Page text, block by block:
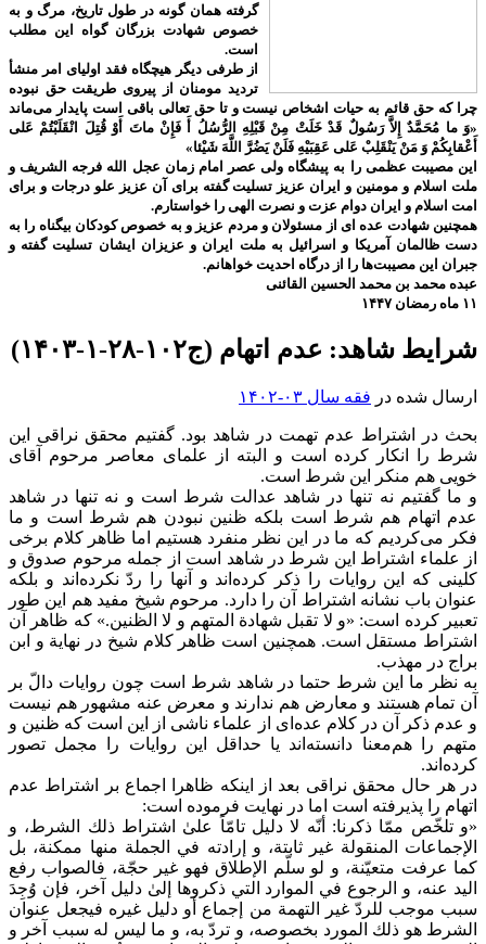
گرفته همان گونه در طول تاریخ، مرگ و به
خصوص شهادت بزرگان گواه این مطلب
است.
از طرفی دیگر هیچگاه فقد اولیای امر منشأ
تردید مومنان از پیروی طریقت حق نبوده
چرا که حق قائم به حیات اشخاص نیست و تا حق تعالی باقی است پایدار می‌ماند
«وَ ما مُحَمَّدٌ إِلاَّ رَسُولٌ قَدْ خَلَتْ مِنْ قَبْلِهِ الرُّسُلُ أَ فَإِنْ ماتَ أَوْ قُتِلَ انْقَلَبْتُمْ عَلى‌
أَعْقابِكُمْ وَ مَنْ يَنْقَلِبْ عَلى‌ عَقِبَيْهِ فَلَنْ يَضُرَّ اللَّهَ شَيْئا»
این مصیبت عظمی را به پیشگاه ولی عصر امام زمان عجل الله فرجه الشریف و
ملت اسلام و مومنین و ایران عزیز تسلیت گفته برای آن عزیز علو درجات و برای
امت اسلام و ایران دوام عزت و نصرت الهی را خواستارم.
همچنین شهادت عده ای از مسئولان و مردم عزیز و به خصوص کودکان بیگناه را به
دست ظالمان آمریکا و اسرائیل به ملت ایران و عزیزان ایشان تسلیت گفته و
جبران این مصیبت‌ها را از درگاه احدیت خواهانم.
عبده محمد بن محمد الحسین القائنی
۱۱ ماه رمضان ۱۴۴۷
شرایط شاهد: عدم اتهام (ج۱۰۲-۲۸-۱-۱۴۰۳)
ارسال شده در فقه سال ۰۳-۱۴۰۲
بحث در اشتراط عدم تهمت در شاهد بود. گفتیم محقق نراقی این
شرط را انکار کرده است و البته از علمای معاصر مرحوم آقای
خویی هم منکر این شرط است.
و ما گفتیم نه تنها در شاهد عدالت شرط است و نه تنها در شاهد
عدم اتهام هم شرط است بلکه ظنین نبودن هم شرط است و ما
فکر می‌کردیم که ما در این نظر منفرد هستیم اما ظاهر کلام برخی
از علماء اشتراط این شرط در شاهد است از جمله مرحوم صدوق و
کلینی که این روایات را ذکر کرده‌اند و آنها را ردّ نکرده‌اند و بلکه
عنوان باب نشانه اشتراط آن را دارد. مرحوم شیخ مفید هم این طور
تعبیر کرده است: «و لا تقبل شهادة المتهم و لا الظنين.» که ظاهر آن
اشتراط مستقل است. همچنین است ظاهر کلام شیخ در نهایة و ابن
براج در مهذب.
به نظر ما این شرط حتما در شاهد شرط است چون روایات دالّ بر
آن تمام هستند و معارض هم ندارند و معرض عنه مشهور هم نیست
و عدم ذکر آن در کلام عده‌ای از علماء ناشی از این است که ظنین و
متهم را هم‌معنا دانسته‌اند یا حداقل این روایات را مجمل تصور
کرده‌اند.
در هر حال محقق نراقی بعد از اینکه ظاهرا اجماع بر اشتراط عدم
اتهام را پذیرفته است اما در نهایت فرموده است:
«و تلخّص ممّا ذكرنا: أنّه لا دليل تامّاً علىٰ اشتراط ذلك الشرط، و
الإجماعات المنقولة غير ثابتة، و إرادته في الجملة منها ممكنة، بل
كما عرفت متعيّنة، و لو سلّم الإطلاق فهو غير حجّة، فالصواب رفع
اليد عنه، و الرجوع في الموارد التي ذكروها إلىٰ دليل آخر، فإن وُجِدَ
سبب موجب للردّ غير التهمة من إجماع أو دليل غيره فيجعل عنوان
الشرط هو ذلك المورد بخصوصه، و تردّ به، و ما ليس له سبب آخر و